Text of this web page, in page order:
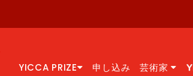
YICCA PRIZE 申し込み 芸術家